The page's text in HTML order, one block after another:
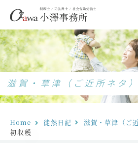
滋賀・草津（ご近所ネタ）
Home 徒然日記 滋賀・草津（ご
初収穫